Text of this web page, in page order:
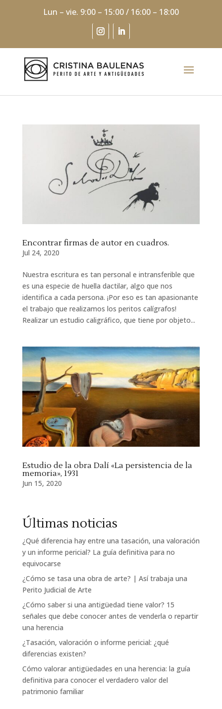
Lun – vie. 9:00 – 15:00 / 16:00 – 18:00
Encontrar firmas de autor en cuadros.
Jul 24, 2020
Nuestra escritura es tan personal e intransferible que
es una especie de huella dactilar, algo que nos
identifica a cada persona. ¡Por eso es tan apasionante
el trabajo que realizamos los peritos calígrafos!
Realizar un estudio caligráfico, que tiene por objeto...
Estudio de la obra Dalí «La persistencia de la
memoria», 1931
Jun 15, 2020
Últimas noticias
¿Qué diferencia hay entre una tasación, una valoración
y un informe pericial? La guía definitiva para no
equivocarse
¿Cómo se tasa una obra de arte? | Así trabaja una
Perito Judicial de Arte
¿Cómo saber si una antigüedad tiene valor? 15
señales que debe conocer antes de venderla o repartir
una herencia
¿Tasación, valoración o informe pericial: ¿qué
diferencias existen?
Cómo valorar antigüedades en una herencia: la guía
definitiva para conocer el verdadero valor del
patrimonio familiar